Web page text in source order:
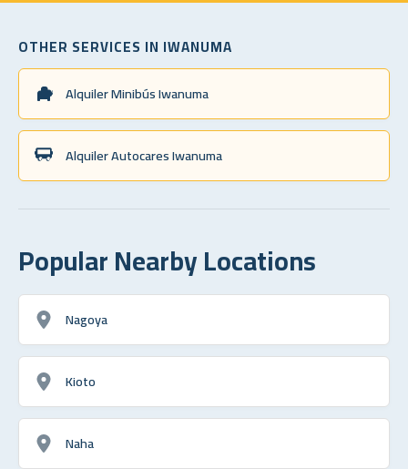
OTHER SERVICES IN IWANUMA
Alquiler Minibús Iwanuma
Alquiler Autocares Iwanuma
Popular Nearby Locations
Nagoya
Kioto
Naha